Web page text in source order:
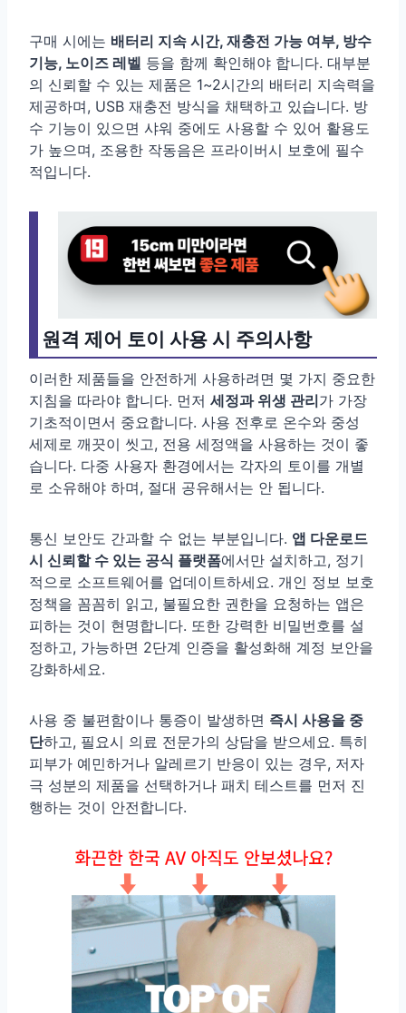
구매 시에는 배터리 지속 시간, 재충전 가능 여부, 방수
기능, 노이즈 레벨 등을 함께 확인해야 합니다. 대부분
의 신뢰할 수 있는 제품은 1~2시간의 배터리 지속력을
제공하며, USB 재충전 방식을 채택하고 있습니다. 방
수 기능이 있으면 샤워 중에도 사용할 수 있어 활용도
가 높으며, 조용한 작동음은 프라이버시 보호에 필수
적입니다.
원격 제어 토이 사용 시 주의사항
이러한 제품들을 안전하게 사용하려면 몇 가지 중요한
지침을 따라야 합니다. 먼저 세정과 위생 관리가 가장
기초적이면서 중요합니다. 사용 전후로 온수와 중성
세제로 깨끗이 씻고, 전용 세정액을 사용하는 것이 좋
습니다. 다중 사용자 환경에서는 각자의 토이를 개별
로 소유해야 하며, 절대 공유해서는 안 됩니다.
통신 보안도 간과할 수 없는 부분입니다. 앱 다운로드
시 신뢰할 수 있는 공식 플랫폼에서만 설치하고, 정기
적으로 소프트웨어를 업데이트하세요. 개인 정보 보호
정책을 꼼꼼히 읽고, 불필요한 권한을 요청하는 앱은
피하는 것이 현명합니다. 또한 강력한 비밀번호를 설
정하고, 가능하면 2단계 인증을 활성화해 계정 보안을
강화하세요.
사용 중 불편함이나 통증이 발생하면 즉시 사용을 중
단하고, 필요시 의료 전문가의 상담을 받으세요. 특히
피부가 예민하거나 알레르기 반응이 있는 경우, 저자
극 성분의 제품을 선택하거나 패치 테스트를 먼저 진
행하는 것이 안전합니다.